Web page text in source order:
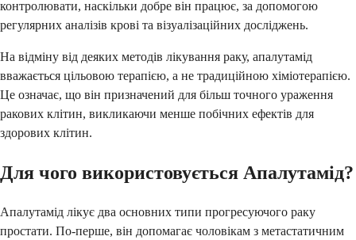
контролювати, наскільки добре він працює, за допомогою
регулярних аналізів крові та візуалізаційних досліджень.
На відміну від деяких методів лікування раку, апалутамід
вважається цільовою терапією, а не традиційною хіміотерапією.
Це означає, що він призначений для більш точного ураження
ракових клітин, викликаючи менше побічних ефектів для
здорових клітин.
Для чого використовується Апалутамід?
Апалутамід лікує два основних типи прогресуючого раку
простати. По-перше, він допомагає чоловікам з метастатичним